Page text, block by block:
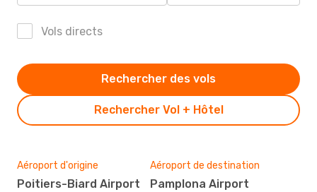
Vols directs
Rechercher Vol + Hôtel
Rechercher des vols
Aéroport d'origine
Poitiers-Biard Airport
Aéroport de destination
Pamplona Airport